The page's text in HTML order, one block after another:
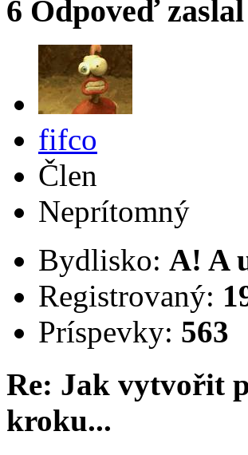
6 Odpoveď zaslal
fifco
Člen
Neprítomný
Bydlisko: A! A
Registrovaný:
Príspevky: 563
Re: Jak vytvořit
kroku...